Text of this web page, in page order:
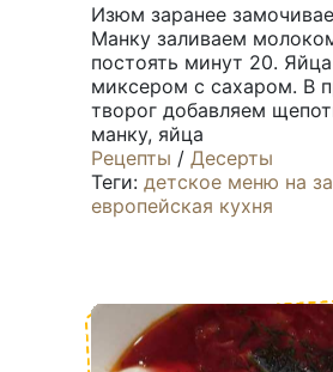
Изюм заранее
Манку заливаем
постоять минут 20.
миксером с сахаром. В
творог добавляем
манку, яйца
Рецепты / Десерты
Теги: детское меню на
европейская кухня